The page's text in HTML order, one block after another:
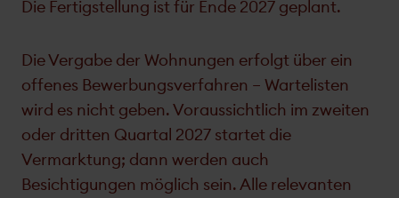
Die Fertigstellung ist für Ende 2027 geplant.
Die Vergabe der Wohnungen erfolgt über ein
offenes Bewerbungsverfahren – Wartelisten
wird es nicht geben. Voraussichtlich im zweiten
oder dritten Quartal 2027 startet die
Vermarktung; dann werden auch
Besichtigungen möglich sein. Alle relevanten